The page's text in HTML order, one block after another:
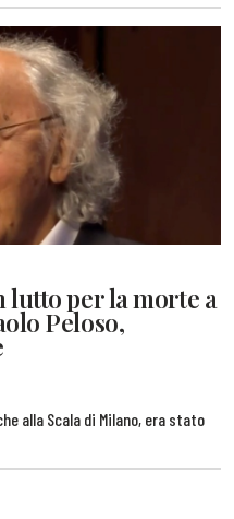
lutto per la morte a
Peloso,
alla Scala di Milano, era stato